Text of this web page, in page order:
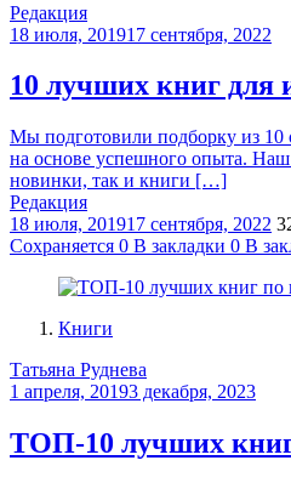
Редакция
18 июля, 201917 сентября, 2022
10 лучших книг для
Мы подготовили подборку из 10
на основе успешного опыта. Наш
новинки, так и книги […]
Редакция
18 июля, 201917 сентября, 2022
Сохраняется 0 В закладки 0 В
Книги
Татьяна Руднева
1 апреля, 20193 декабря, 2023
ТОП-10 лучших